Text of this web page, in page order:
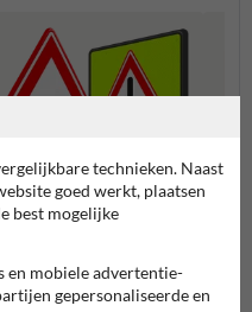
technieken. Naast
goed werkt, plaatsen
best mogelijke
en mobiele advertentie-
gepersonaliseerde en